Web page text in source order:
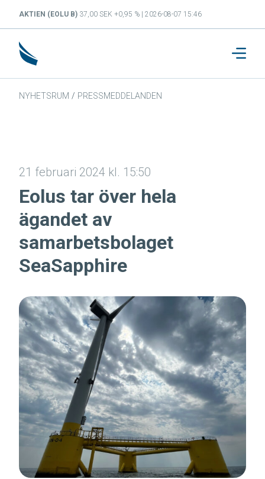
AKTIEN (EOLU B) 37,00 SEK +0,95 % | 2026-08-07 15:46
NYHETSRUM / PRESSMEDDELANDEN
21 februari 2024 kl. 15:50
Eolus tar över hela
ägandet av
samarbetsbolaget
SeaSapphire